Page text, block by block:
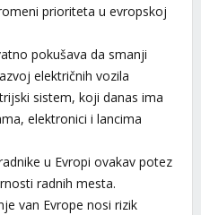
prioriteta u evropskoj
pokušava da smanji
električnih vozila
sistem, koji danas ima
elektronici i lancima
u Evropi ovakav potez
radnih mesta.
van Evrope nosi rizik